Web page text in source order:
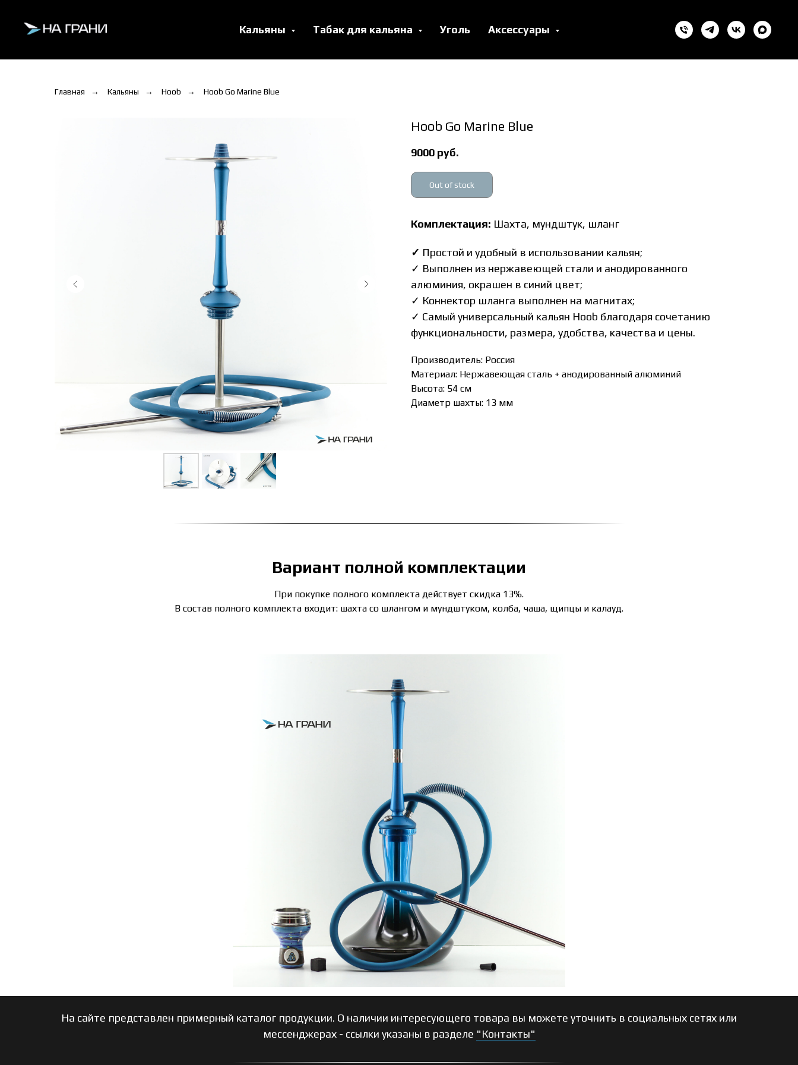
Кальяны Табак для кальяна Уголь Аксессуары
Главная → Кальяны → Hoob → Hoob Go Marine Blue
Hoob Go Marine Blue
9000 руб.
Out of stock
Комплектация: Шахта, мундштук, шланг
✓ Простой и удобный в использовании кальян;
✓ Выполнен из нержавеющей стали и анодированного
алюминия, окрашен в синий цвет;
✓ Коннектор шланга выполнен на магнитах;
✓ Самый универсальный кальян Hoob благодаря сочетанию
функциональности, размера, удобства, качества и цены.
Производитель: Россия
Материал: Нержавеющая сталь + анодированный алюминий
Высота: 54 см
Диаметр шахты: 13 мм
Вариант полной комплектации
При покупке полного комплекта действует скидка 13%.
В состав полного комплекта входит: шахта со шлангом и мундштуком, колба, чаша, щипцы и калауд.
На сайте представлен примерный каталог продукции. О наличии интересующего товара вы можете уточнить в социальных сетях или
мессенджерах - ссылки указаны в разделе "Контакты"